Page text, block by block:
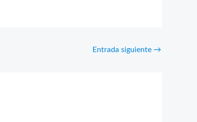
Entrada siguiente →